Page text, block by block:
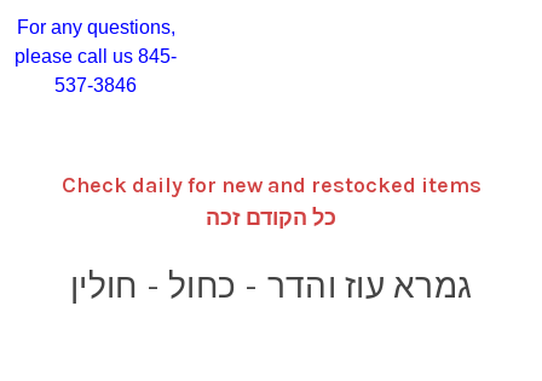
For any questions,
please call us 845-
537-3846
Check daily for new and restocked items
כל הקודם זכה
גמרא עוז והדר - כחול - חולין